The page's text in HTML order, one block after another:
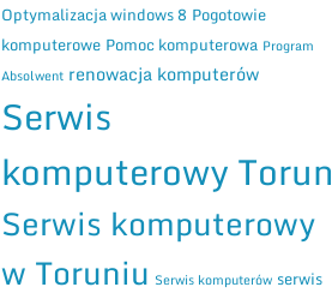
Optymalizacja windows 8 Pogotowie
komputerowe Pomoc komputerowa Program
Absolwent renowacja komputerów
Serwis
komputerowy Torun
Serwis komputerowy
w Toruniu Serwis komputerów serwis